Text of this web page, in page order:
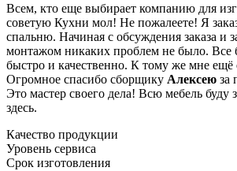
Всем, кто еще выбирает компанию для
советую Кухни мол! Не пожалеете! Я
спальню. Начиная с обсуждения заказа и
монтажом никаких проблем не было. Все
быстро и качественно. К тому же мне ещё
Огромное спасибо сборщику Алексею за
Это мастер своего дела! Всю мебель буду
здесь.
Качество продукции
Уровень сервиса
Срок изготовления